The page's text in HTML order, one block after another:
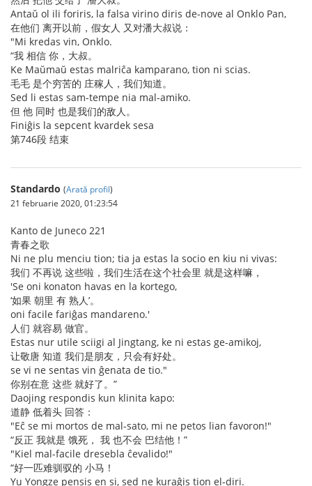
Antaŭ ol ili foriris, la falsa virino diris de-nove al Onklo Pan,
在他们 离开以前，假女人 又对潘大叔说：
"Mi kredas vin, Onklo.
“我 相信 你，大叔。
Ke Maŭmaŭ estas malriĉa kamparano, tion ni scias.
毛毛 是个穷苦的 庄稼人，我们知道。
Sed li estas sam-tempe nia mal-amiko.
但 他 同时 也是我们的敌人。
Finiĝis la sepcent kvardek sesa
第746段 结束
Standardo (Arată profil)
21 februarie 2020, 01:23:54
Kanto de Juneco 221
青春之歌
Ni ne plu menciu tion; tia ja estas la socio en kiu ni vivas:
我们 不再说 这些啦，我们生活在这个社会里 就是这样嘛，
'Se oni konaton havas en la kortego,
‘如果 朝里 有 熟人’。
oni facile fariĝas mandareno.'
人们 就容易 做官。
Estas nur utile sciigi al Jingtang, ke ni estas ge-amikoj,
让敬唐 知道 我们是朋友，只会有好处。
se vi ne sentas vin ĝenata de tio."
你别在意 这些 就好了。”
Daojing respondis kun klinita kapo:
道静 低着头 回答：
"Eĉ se mi mortos de mal-sato, mi ne petos lian favoron!"
“反正 我就是 饿死， 我 也不会 巴结他！”
"Kiel mal-facile dresebla ĉevalido!"
“好一匹难驯驭的 小马！
Yu Yongze pensis en si, sed ne kuraĝis tion el-diri.